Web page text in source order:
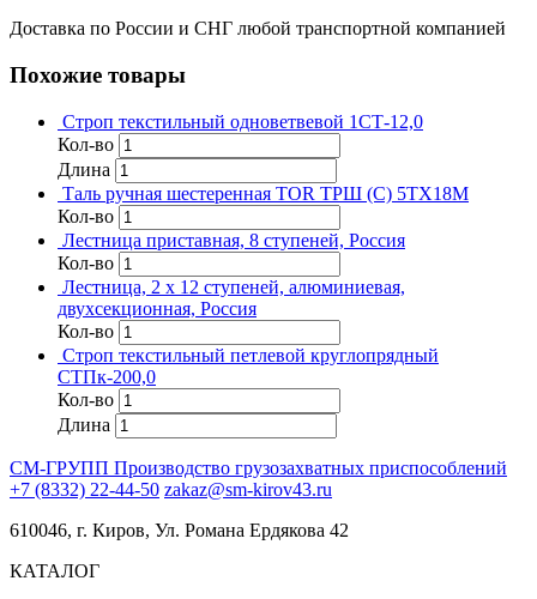
Доставка по России и СНГ любой транспортной компанией
Похожие товары
Строп текстильный одноветвевой 1СТ-12,0
Кол-во
Длина
Таль ручная шестеренная TOR ТРШ (C) 5ТХ18М
Кол-во
Лестница приставная, 8 ступеней, Россия
Кол-во
Лестница, 2 х 12 ступеней, алюминиевая,
двухсекционная, Россия
Кол-во
Строп текстильный петлевой круглопрядный
СТПк-200,0
Кол-во
Длина
СМ-ГРУПП Производство грузозахватных приспособлений
+7 (8332) 22-44-50 zakaz@sm-kirov43.ru
610046, г. Киров, Ул. Романа Ердякова 42
КАТАЛОГ